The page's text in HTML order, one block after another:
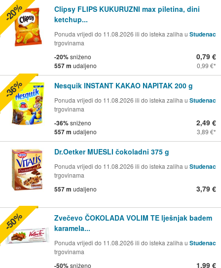
Clipsy FLIPS KUKURUZNI max piletina, dini
ketchup...
Ponuda vrijedi do 11.08.2026 ili do isteka zaliha u Studenac
trgovinama
-20%sniženo
557 m udaljeno
0,79 €
0,99 €
-20%
Nesquik INSTANT KAKAO NAPITAK 200 g
Ponuda vrijedi do 11.08.2026 ili do isteka zaliha u Studenac
trgovinama
-36%sniženo
557 m udaljeno
2,49 €
3,89 €
-36%
Dr.Oetker MUESLI čokoladni 375 g
Ponuda vrijedi do 11.08.2026 ili do isteka zaliha u Studenac
trgovinama
557 m udaljeno 3,79 €
Zvečevo ČOKOLADA VOLIM TE lješnjak badem
karamela...
Ponuda vrijedi do 11.08.2026 ili do isteka zaliha u Studenac
trgovinama
-50%sniženo 1,99 €
-50%